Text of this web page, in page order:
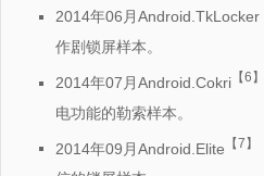
2014年06月Android.TkLocker
作剧锁屏样本。
2014年07月Android.Cokri 【6】
电功能的勒索样本。
2014年09月Android.Elite 【7】